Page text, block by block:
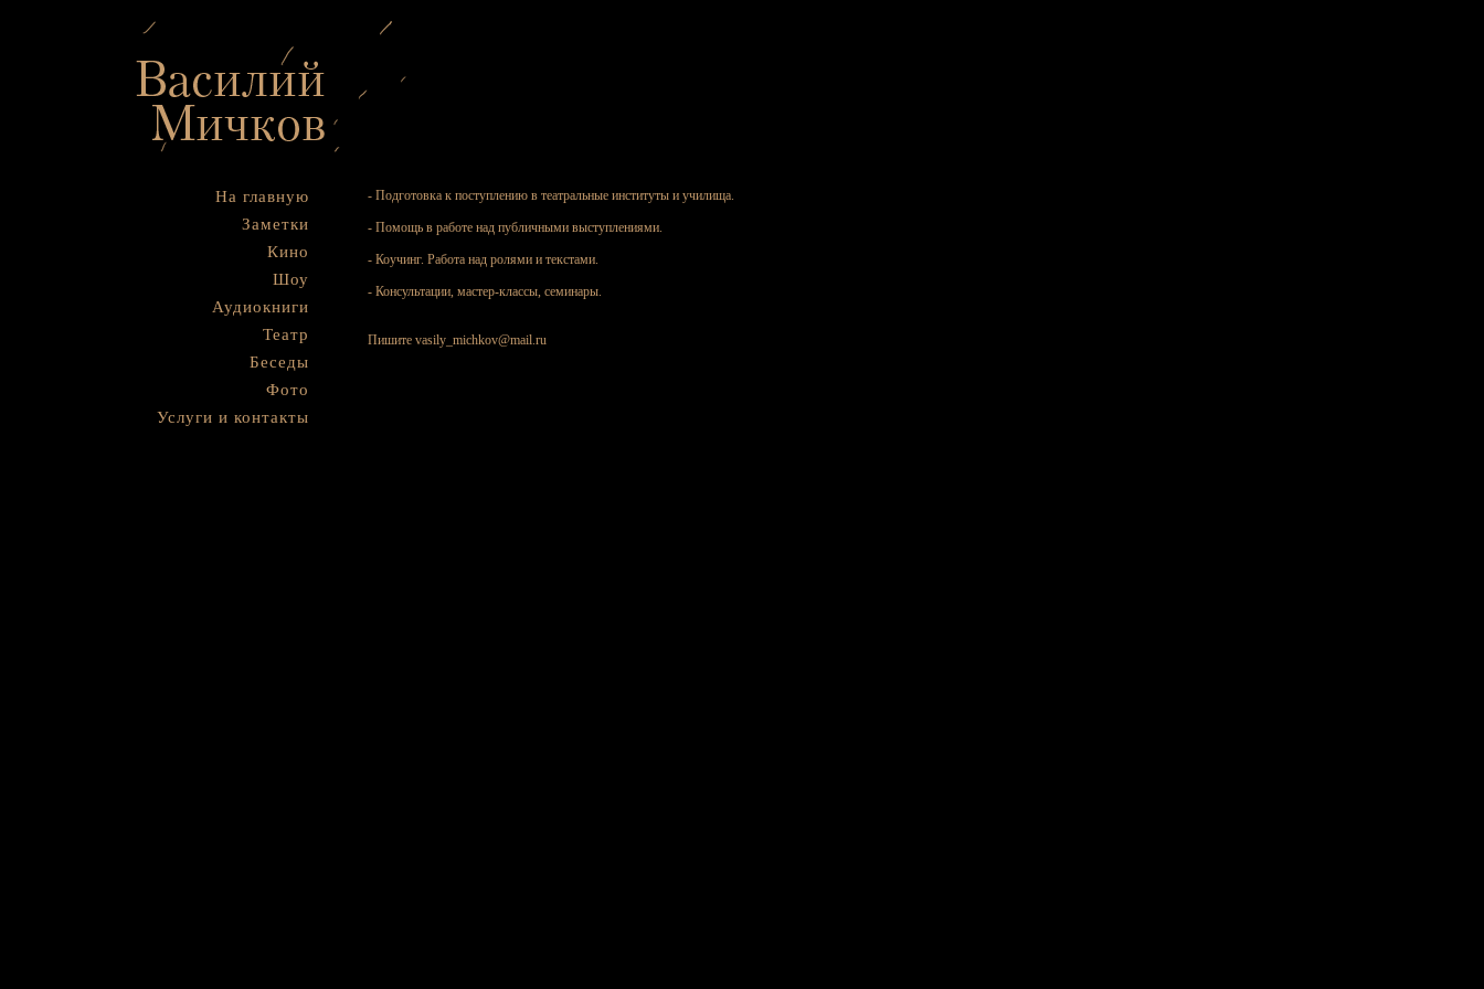
На главную
Заметки
Кино
Шоу
Аудиокниги
Театр
Беседы
Фото
Услуги и контакты
- Подготовка к поступлению в театральные институты и училища.
- Помощь в работе над публичными выступлениями.
- Коучинг. Работа над ролями и текстами.
- Консультации, мастер-классы, семинары.
Пишите vasily_michkov@mail.ru